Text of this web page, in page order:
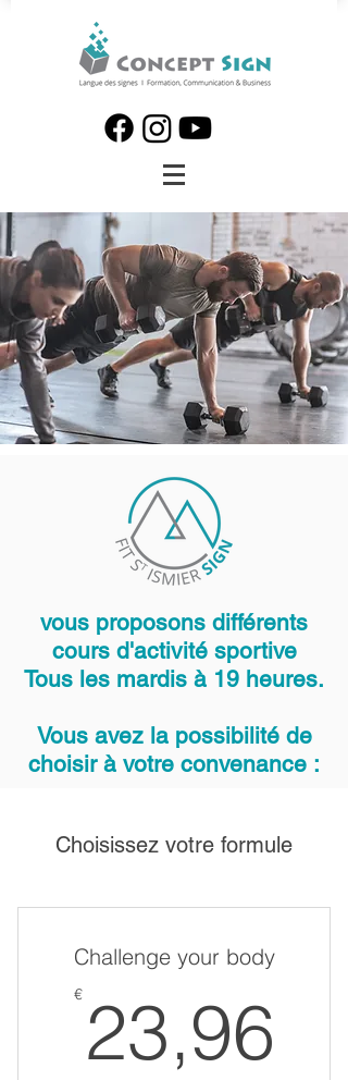
vous proposons différents
cours d'activité sportive
Tous les mardis à 19 heures.
Vous avez la possibilité de
choisir à votre convenance :
Choisissez votre formule
Challenge your body
€ 23,96